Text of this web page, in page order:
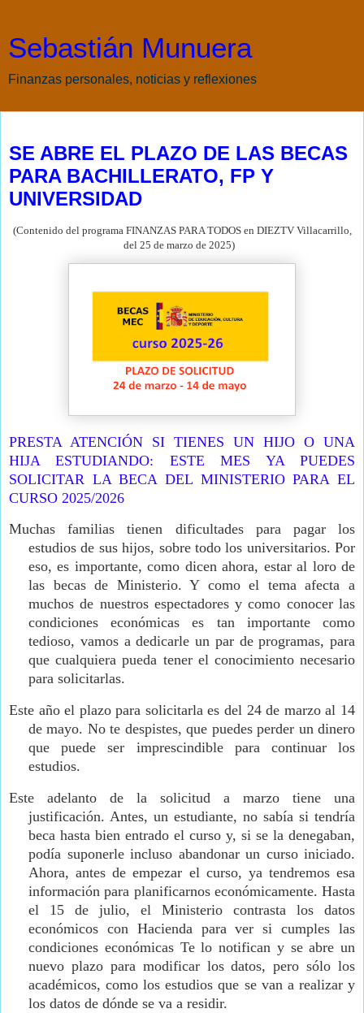
Sebastián Munuera
Finanzas personales, noticias y reflexiones
SE ABRE EL PLAZO DE LAS BECAS
PARA BACHILLERATO, FP Y
UNIVERSIDAD
(Contenido del programa FINANZAS PARA TODOS en DIEZTV Villacarrillo,
del 25 de marzo de 2025)
PRESTA ATENCIÓN SI TIENES UN HIJO O UNA
HIJA ESTUDIANDO: ESTE MES YA PUEDES
SOLICITAR LA BECA DEL MINISTERIO PARA EL
CURSO 2025/2026
Muchas familias tienen dificultades para pagar los
estudios de sus hijos, sobre todo los universitarios. Por
eso, es importante, como dicen ahora, estar al loro de
las becas de Ministerio. Y como el tema afecta a
muchos de nuestros espectadores y como conocer las
condiciones económicas es tan importante como
tedioso, vamos a dedicarle un par de programas, para
que cualquiera pueda tener el conocimiento necesario
para solicitarlas.
Este año el plazo para solicitarla es del 24 de marzo al 14
de mayo. No te despistes, que puedes perder un dinero
que puede ser imprescindible para continuar los
estudios.
Este adelanto de la solicitud a marzo tiene una
justificación. Antes, un estudiante, no sabía si tendría
beca hasta bien entrado el curso y, si se la denegaban,
podía suponerle incluso abandonar un curso iniciado.
Ahora, antes de empezar el curso, ya tendremos esa
información para planificarnos económicamente. Hasta
el 15 de julio, el Ministerio contrasta los datos
económicos con Hacienda para ver si cumples las
condiciones económicas Te lo notifican y se abre un
nuevo plazo para modificar los datos, pero sólo los
académicos, como los estudios que se van a realizar y
los datos de dónde se va a residir.